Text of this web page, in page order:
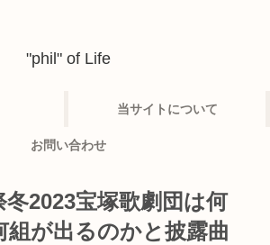
"phil" of Life
当サイトについて
お問い合わせ
冬2023宝塚歌劇団は何
組が出るのかと披露曲